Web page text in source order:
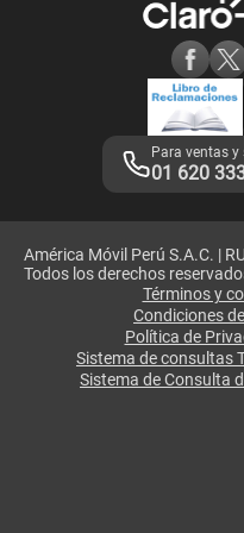
Adquirientes iPhone 6, 6S y SE
Mensaje de Seguridad
Términos y Condiciones de
Libro de Reclamaciones
Legales de marketplace
Para ventas y
01 620
América Móvil Perú S.A.C. |
Todos los derechos
Términos y
Condiciones
Política de
Sistema de consultas
Sistema de Consulta